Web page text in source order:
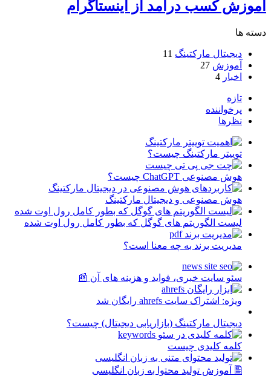
آموزش کسب درآمد از اینستاگرام
دسته ها
دیجیتال مارکتینگ 11
آموزش 27
اخبار 4
تازه
پرخواننده
نظرها
توییتر مارکتینگ چیست؟
هوش مصنوعی ChatGPT چیست؟
هوش مصنوعی و دیجیتال مارکتینگ
لیست الگوریتم های گوگل که بطور کامل رول اوت شده
مدیریت برند به چه معنا است؟
سئو سایت خبری، فواید و هزینه های آن 📰
ویژه: اشتراک سایت ahrefs رایگان شد
دیجیتال مارکتینگ (بازاریابی دیجیتال) چیست؟
کلمه کلیدی چیست
🖺 آموزش تولید محتوا به زبان انگلیسی